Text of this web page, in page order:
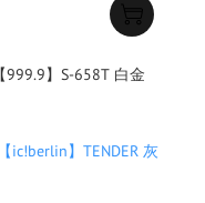
【999.9】S-658T 白金